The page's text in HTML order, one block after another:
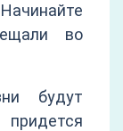
во
будут